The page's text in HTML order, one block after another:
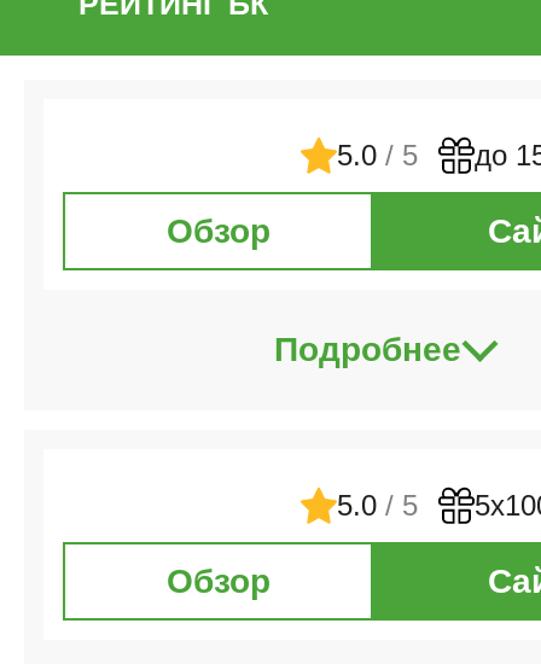
5.0 / 5 до
Обзор
Подробнее
5.0 / 5
Обзор